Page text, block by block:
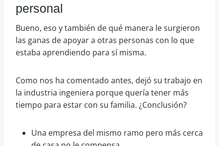
personal
Bueno, eso y también de qué manera le surgieron
las ganas de apoyar a otras personas con lo que
estaba aprendiendo para sí misma.
Como nos ha comentado antes, dejó su trabajo en
la industria ingeniera porque quería tener más
tiempo para estar con su familia. ¿Conclusión?
Una empresa del mismo ramo pero más cerca